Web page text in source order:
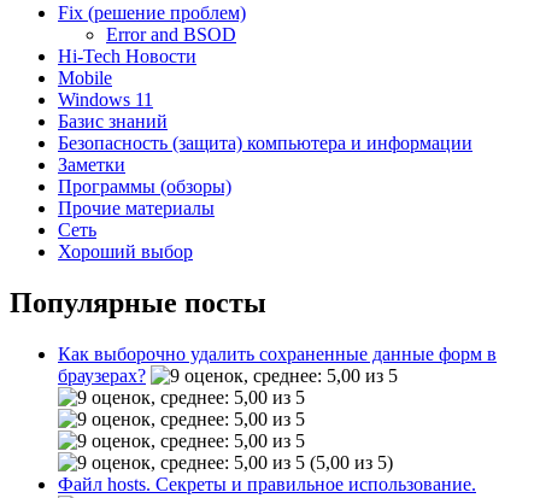
Fix (решение проблем)
Error and BSOD
Hi-Tech Новости
Mobile
Windows 11
Базис знаний
Безопасность (защита) компьютера и информации
Заметки
Программы (обзоры)
Прочие материалы
Сеть
Хороший выбор
Популярные посты
Как выборочно удалить сохраненные данные форм в
браузерах?
(5,00 из 5)
Файл hosts. Секреты и правильное использование.